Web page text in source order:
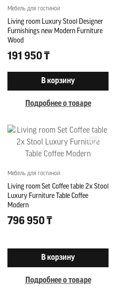
Мебель для гостиной
Living room Luxury Stool Designer
Furnishings new Modern Furniture
Wood
191 950 ₸
В корзину
Подробнее о товаре
Мебель для гостиной
Living room Set Coffee table 2x Stool
Luxury Furniture Table Coffee
Modern
796 950 ₸
В корзину
Подробнее о товаре